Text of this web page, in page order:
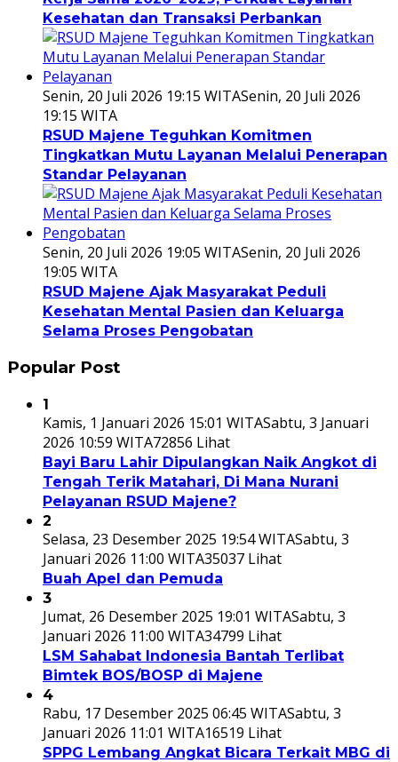
Kesehatan dan Transaksi Perbankan
Senin, 20 Juli 2026 19:15 WITASenin, 20 Juli 2026
19:15 WITA
RSUD Majene Teguhkan Komitmen
Tingkatkan Mutu Layanan Melalui Penerapan
Standar Pelayanan
Senin, 20 Juli 2026 19:05 WITASenin, 20 Juli 2026
19:05 WITA
RSUD Majene Ajak Masyarakat Peduli
Kesehatan Mental Pasien dan Keluarga
Selama Proses Pengobatan
Popular Post
1
Kamis, 1 Januari 2026 15:01 WITASabtu, 3 Januari
2026 10:59 WITA72856 Lihat
Bayi Baru Lahir Dipulangkan Naik Angkot di
Tengah Terik Matahari, Di Mana Nurani
Pelayanan RSUD Majene?
2
Selasa, 23 Desember 2025 19:54 WITASabtu, 3
Januari 2026 11:00 WITA35037 Lihat
Buah Apel dan Pemuda
3
Jumat, 26 Desember 2025 19:01 WITASabtu, 3
Januari 2026 11:00 WITA34799 Lihat
LSM Sahabat Indonesia Bantah Terlibat
Bimtek BOS/BOSP di Majene
4
Rabu, 17 Desember 2025 06:45 WITASabtu, 3
Januari 2026 11:01 WITA16519 Lihat
SPPG Lembang Angkat Bicara Terkait MBG di